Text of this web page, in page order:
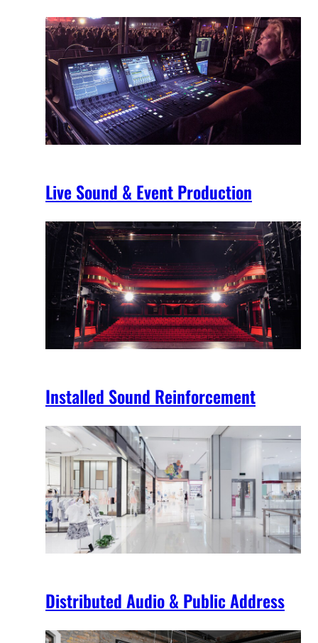
Live Sound & Event Production
Installed Sound Reinforcement
Distributed Audio & Public Address